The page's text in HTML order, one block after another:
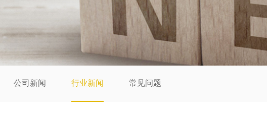
公司新闻 行业新闻 常见问题